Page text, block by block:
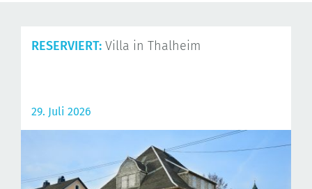
RESERVIERT: Villa in Thalheim
29. Juli 2026